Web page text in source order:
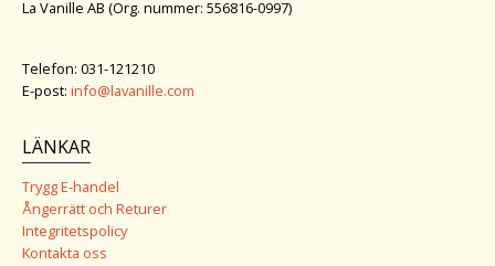
La Vanille AB (Org. nummer: 556816-0997)
Telefon: 031-121210
E-post: info@lavanille.com
LÄNKAR
Trygg E-handel
Ångerrätt och Returer
Integritetspolicy
Kontakta oss